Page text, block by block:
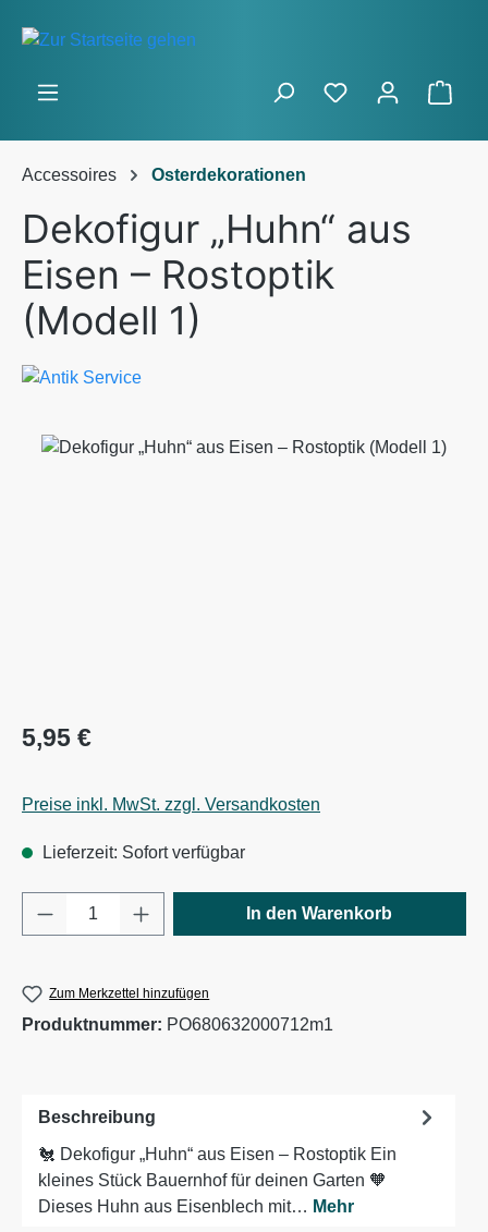
Zum Hauptinhalt springen
Accessoires Osterdekorationen
Dekofigur „Huhn“ aus
Eisen – Rostoptik
(Modell 1)
Bildergalerie überspringen
Regulärer Preis:
5,95 €
Preise inkl. MwSt. zzgl. Versandkosten
Lieferzeit: Sofort verfügbar
Produkt Anzahl: Gib den gewünschten
In den Warenkorb
Zum Merkzettel hinzufügen
Produktnummer: PO680632000712m1
Beschreibung
🐔 Dekofigur „Huhn“ aus Eisen – Rostoptik Ein
kleines Stück Bauernhof für deinen Garten 🧡
Dieses Huhn aus Eisenblech mit… Mehr